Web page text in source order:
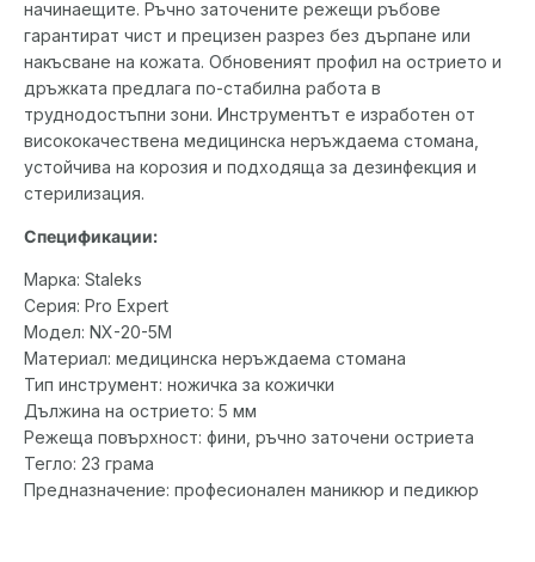
начинаещите. Ръчно заточените режещи ръбове
гарантират чист и прецизен разрез без дърпане или
накъсване на кожата. Обновеният профил на острието и
дръжката предлага по-стабилна работа в
труднодостъпни зони. Инструментът е изработен от
висококачествена медицинска неръждаема стомана,
устойчива на корозия и подходяща за дезинфекция и
стерилизация.
Спецификации:
Марка: Staleks
Серия: Pro Expert
Модел: NX-20-5M
Материал: медицинска неръждаема стомана
Тип инструмент: ножичка за кожички
Дължина на острието: 5 мм
Режеща повърхност: фини, ръчно заточени остриета
Тегло: 23 грама
Предназначение: професионален маникюр и педикюр